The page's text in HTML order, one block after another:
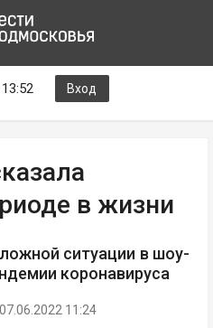
Вход
в жизни
ситуации в шоу-
коронавируса
07.06.2022 11:24